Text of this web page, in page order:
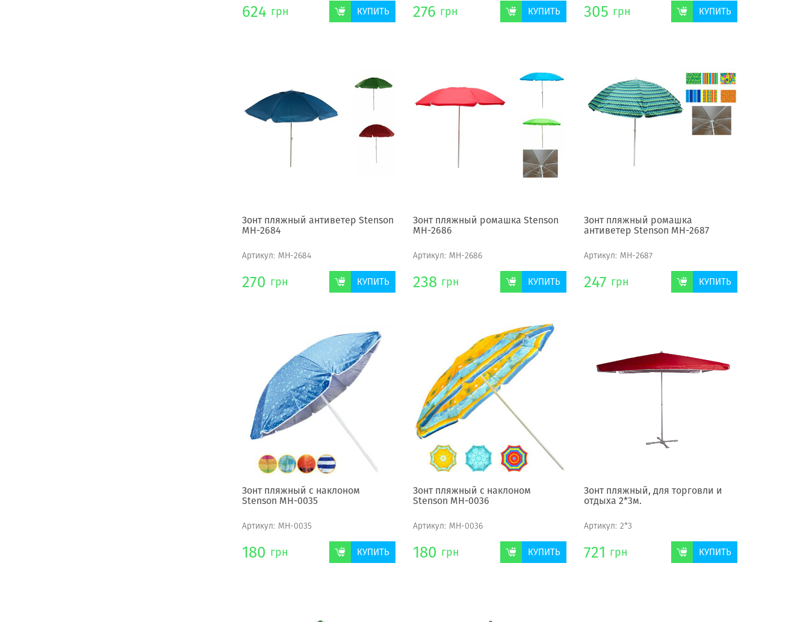
624 грн КУПИТЬ 276 грн КУПИТЬ 305 грн КУПИТЬ
Зонт пляжный антиветер Stenson
МН-2684
Артикул: МН-2684
270 грн КУПИТЬ
Зонт пляжный ромашка Stenson
МН-2686
Артикул: МН-2686
238 грн КУПИТЬ
Зонт пляжный ромашка
антиветер Stenson МН-2687
Артикул: МН-2687
247 грн КУПИТЬ
Зонт пляжный с наклоном
Stenson МН-0035
Артикул: МН-0035
180 грн КУПИТЬ
Зонт пляжный с наклоном
Stenson МН-0036
Артикул: МН-0036
180 грн КУПИТЬ
Зонт пляжный, для торговли и
отдыха 2*3м.
Артикул: 2*3
721 грн КУПИТЬ